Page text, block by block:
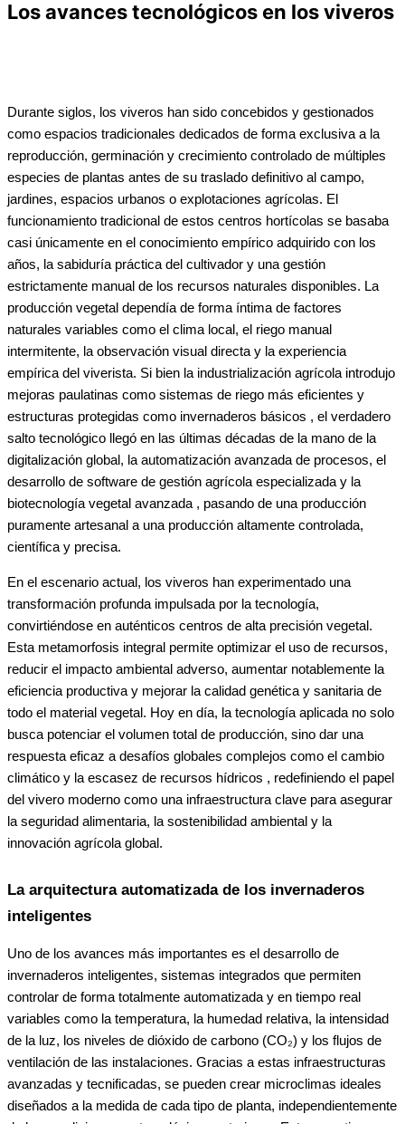
Los avances tecnológicos en los viveros
Durante siglos, los viveros han sido concebidos y gestionados
como espacios tradicionales dedicados de forma exclusiva a la
reproducción, germinación y crecimiento controlado de múltiples
especies de plantas antes de su traslado definitivo al campo,
jardines, espacios urbanos o explotaciones agrícolas. El
funcionamiento tradicional de estos centros hortícolas se basaba
casi únicamente en el conocimiento empírico adquirido con los
años, la sabiduría práctica del cultivador y una gestión
estrictamente manual de los recursos naturales disponibles. La
producción vegetal dependía de forma íntima de factores
naturales variables como el clima local, el riego manual
intermitente, la observación visual directa y la experiencia
empírica del viverista. Si bien la industrialización agrícola introdujo
mejoras paulatinas como sistemas de riego más eficientes y
estructuras protegidas como invernaderos básicos , el verdadero
salto tecnológico llegó en las últimas décadas de la mano de la
digitalización global, la automatización avanzada de procesos, el
desarrollo de software de gestión agrícola especializada y la
biotecnología vegetal avanzada , pasando de una producción
puramente artesanal a una producción altamente controlada,
científica y precisa.
En el escenario actual, los viveros han experimentado una
transformación profunda impulsada por la tecnología,
convirtiéndose en auténticos centros de alta precisión vegetal.
Esta metamorfosis integral permite optimizar el uso de recursos,
reducir el impacto ambiental adverso, aumentar notablemente la
eficiencia productiva y mejorar la calidad genética y sanitaria de
todo el material vegetal. Hoy en día, la tecnología aplicada no solo
busca potenciar el volumen total de producción, sino dar una
respuesta eficaz a desafíos globales complejos como el cambio
climático y la escasez de recursos hídricos , redefiniendo el papel
del vivero moderno como una infraestructura clave para asegurar
la seguridad alimentaria, la sostenibilidad ambiental y la
innovación agrícola global.
La arquitectura automatizada de los invernaderos
inteligentes
Uno de los avances más importantes es el desarrollo de
invernaderos inteligentes, sistemas integrados que permiten
controlar de forma totalmente automatizada y en tiempo real
variables como la temperatura, la humedad relativa, la intensidad
de la luz, los niveles de dióxido de carbono (CO₂) y los flujos de
ventilación de las instalaciones. Gracias a estas infraestructuras
avanzadas y tecnificadas, se pueden crear microclimas ideales
diseñados a la medida de cada tipo de planta, independientemente